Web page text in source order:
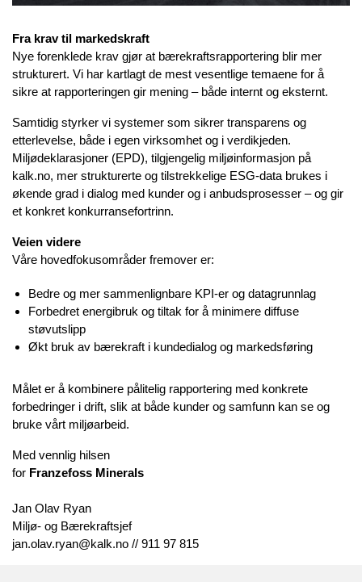
Fra krav til markedskraft
Nye forenklede krav gjør at bærekraftsrapportering blir mer
strukturert. Vi har kartlagt de mest vesentlige temaene for å
sikre at rapporteringen gir mening – både internt og eksternt.
Samtidig styrker vi systemer som sikrer transparens og
etterlevelse, både i egen virksomhet og i verdikjeden.
Miljødeklarasjoner (EPD), tilgjengelig miljøinformasjon på
kalk.no, mer strukturerte og tilstrekkelige ESG‑data brukes i
økende grad i dialog med kunder og i anbudsprosesser – og gir
et konkret konkurransefortrinn.
Veien videre
Våre hovedfokusområder fremover er:
Bedre og mer sammenlignbare KPI‑er og datagrunnlag
Forbedret energibruk og tiltak for å minimere diffuse
støvutslipp
Økt bruk av bærekraft i kundedialog og markedsføring
Målet er å kombinere pålitelig rapportering med konkrete
forbedringer i drift, slik at både kunder og samfunn kan se og
bruke vårt miljøarbeid.
Med vennlig hilsen
for Franzefoss Minerals
Jan Olav Ryan
Miljø- og Bærekraftsjef
jan.olav.ryan@kalk.no // 911 97 815